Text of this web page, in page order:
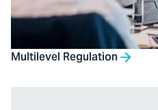
Multilevel Regulation